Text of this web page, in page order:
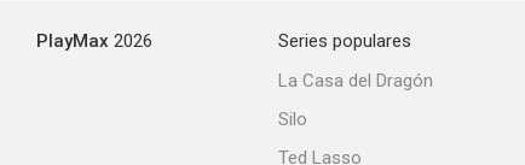
PlayMax 2026
Series populares
La Casa del Dragón
Silo
Ted Lasso